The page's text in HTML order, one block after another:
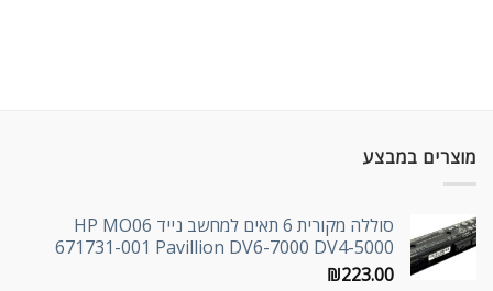
מוצרים במבצע
סוללה מקורית 6 תאים למחשב נייד HP MO06
671731-001 Pavillion DV6-7000 DV4-5000
₪223.00